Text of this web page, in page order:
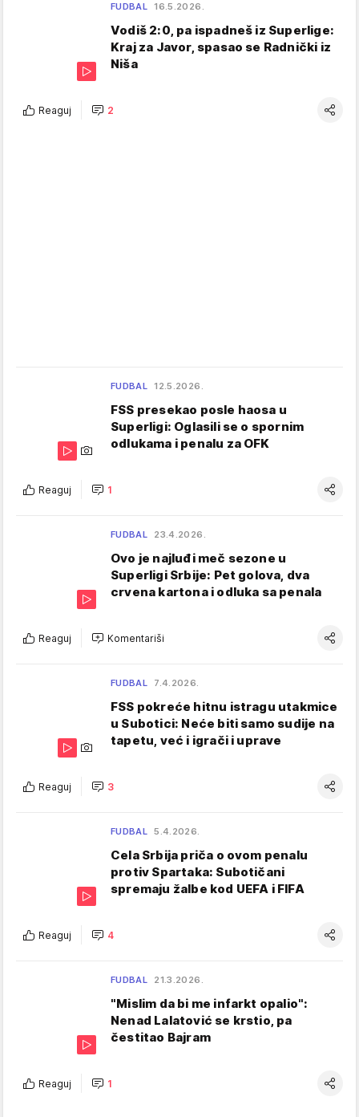
FUDBAL 16.5.2026.
Vodiš 2:0, pa ispadneš iz Superlige:
Kraj za Javor, spasao se Radnički iz
Niša
Reaguj 2
FUDBAL 12.5.2026.
FSS presekao posle haosa u
Superligi: Oglasili se o spornim
odlukama i penalu za OFK
Reaguj 1
FUDBAL 23.4.2026.
Ovo je najluđi meč sezone u
Superligi Srbije: Pet golova, dva
crvena kartona i odluka sa penala
Reaguj Komentariši
FUDBAL 7.4.2026.
FSS pokreće hitnu istragu utakmice
u Subotici: Neće biti samo sudije na
tapetu, već i igrači i uprave
Reaguj 3
FUDBAL 5.4.2026.
Cela Srbija priča o ovom penalu
protiv Spartaka: Subotičani
spremaju žalbe kod UEFA i FIFA
Reaguj 4
FUDBAL 21.3.2026.
"Mislim da bi me infarkt opalio":
Nenad Lalatović se krstio, pa
čestitao Bajram
Reaguj 1